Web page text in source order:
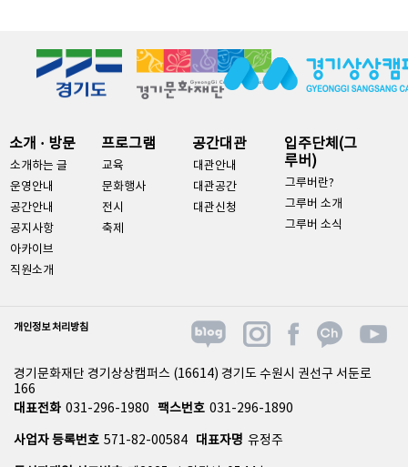
소개 · 방문
소개하는 글
운영안내
공간안내
공지사항
아카이브
직원소개
프로그램
교육
문화행사
전시
축제
공간대관
대관안내
대관공간
대관신청
입주단체(그
루버)
그루버란?
그루버 소개
그루버 소식
개인정보 처리방침
경기문화재단 경기상상캠퍼스 (16614) 경기도 수원시 권선구 서둔로
166
대표전화 031-296-1980 팩스번호 031-296-1890
사업자 등록번호 571-82-00584 대표자명 유정주